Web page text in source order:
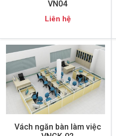
VN04
Liên hệ
Vách ngăn bàn làm việc